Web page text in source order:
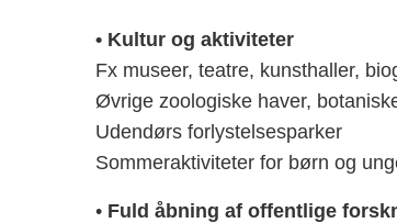
• Kultur og aktiviteter
Fx museer, teatre, kunsthaller,
Øvrige zoologiske haver,
Udendørs forlystelsesparker
Sommeraktiviteter for børn og
• Fuld åbning af offentlige